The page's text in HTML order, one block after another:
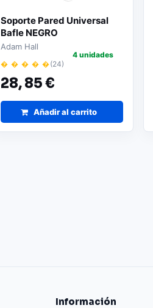
Soporte Pared Universal
Bafle NEGRO
Adam Hall
� � � � �(24)
28,85 €
4 unidades
Añadir al carrito
Información